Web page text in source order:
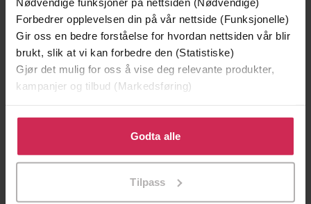
Forbedrer opplevelsen din på vår nettside (Funksjonelle)
Gir oss en bedre forståelse for hvordan nettsiden vår blir
brukt, slik at vi kan forbedre den (Statistiske)
Gjør det mulig for oss å vise deg relevante produkter,
kampanjer og tilbud (Markedsføring)
Klikk på «Godta alle» for å gi oss ditt samtykke til å
bruke cookies for alle disse formålene. Du kan også
tilpasse ditt samtykke til spesifikke formål ved å klikke
Godta alle
Tilpass